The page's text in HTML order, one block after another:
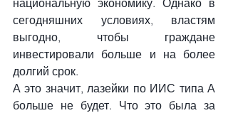
сегодняшних условиях, властям
выгодно, чтобы граждане
инвестировали больше и на более
долгий срок.
А это значит, лазейки по ИИС типа А
больше не будет. Что это была за